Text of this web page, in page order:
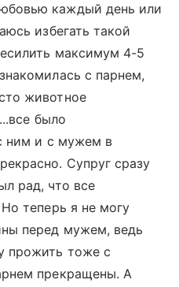
каждый день или
избегать такой
максимум 4-5
с парнем,
животное
было
ним и с мужем в
Супруг сразу
рад, что все
теперь я не могу
перед мужем, ведь
прожить тоже с
прекращены. А